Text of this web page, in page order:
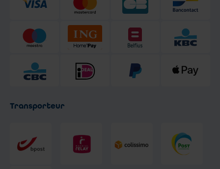
Transporteur